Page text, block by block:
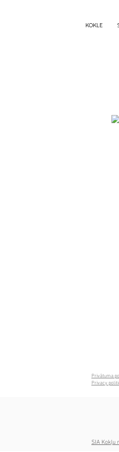
KOKLE
Privātuma
Privacy
SIA Kokļu